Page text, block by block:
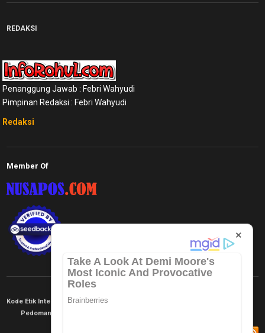
REDAKSI
Penanggung Jawab : Febri Wahyudi
Pimpinan Redaksi : Febri Wahyudi
Redaksi
Member Of
Kode Etik Internal KEJ Disclaimer
Pedoman Media Siber
×